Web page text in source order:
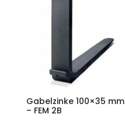
Gabelzinke 100×35 mm
– FEM 2B